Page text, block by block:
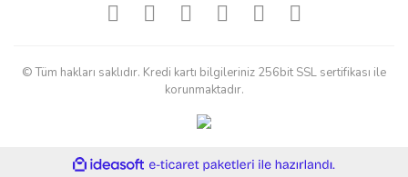
© Tüm hakları saklıdır. Kredi kartı bilgileriniz 256bit SSL sertifikası ile
korunmaktadır.
ideasoft
e-